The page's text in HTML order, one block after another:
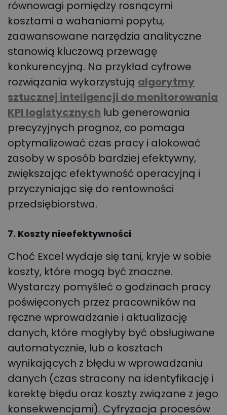
równowagi pomiędzy rosnącymi
kosztami a wahaniami popytu,
zaawansowane narzędzia analityczne
stanowią kluczową przewagę
konkurencyjną. Na przykład cyfrowe
rozwiązania wykorzystują algorytmy
sztucznej inteligencji do monitorowania
KPI logistycznych lub generowania
precyzyjnych prognoz, co pomaga
optymalizować czas pracy i alokować
zasoby w sposób bardziej efektywny,
zwiększając efektywność operacyjną i
przyczyniając się do rentowności
przedsiębiorstwa.
7. Koszty nieefektywności
Choć Excel wydaje się tani, kryje w sobie
koszty, które mogą być znaczne.
Wystarczy pomyśleć o godzinach pracy
poświęconych przez pracowników na
ręczne wprowadzanie i aktualizację
danych, które mogłyby być obsługiwane
automatycznie, lub o kosztach
wynikających z błędu w wprowadzaniu
danych (czas stracony na identyfikację i
korektę błędu oraz koszty związane z jego
konsekwencjami). Cyfryzacja procesów